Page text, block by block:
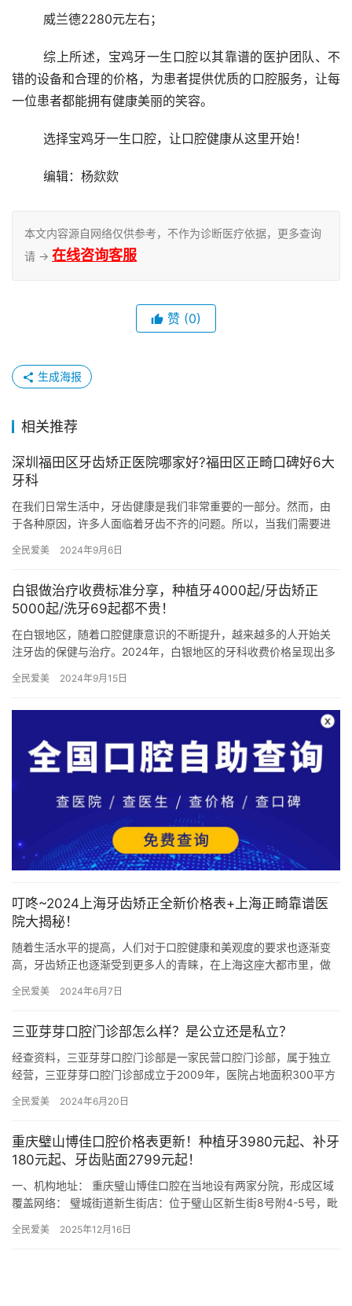
	威兰德2280元左右；
	综上所述，宝鸡牙一生口腔以其靠谱的医护团队、不
错的设备和合理的价格，为患者提供优质的口腔服务，让每
一位患者都能拥有健康美丽的笑容。
	选择宝鸡牙一生口腔，让口腔健康从这里开始！
	编辑：杨欻欻
本文内容源自网络仅供参考，不作为诊断医疗依据，更多查询
请 → 在线咨询客服
赞 (0)
生成海报
相关推荐
深圳福田区牙齿矫正医院哪家好?福田区正畸口碑好6大
牙科
在我们日常生活中，牙齿健康是我们非常重要的一部分。然而，由
于各种原因，许多人面临着牙齿不齐的问题。所以，当我们需要进
圳市…
全民爱美 2024年9月6日
白银做治疗收费标准分享，种植牙4000起/牙齿矫正
5000起/洗牙69起都不贵！
在白银地区，随着口腔健康意识的不断提升，越来越多的人开始关
注牙齿的保健与治疗。2024年，白银地区的牙科收费价格呈现出多
绍…
全民爱美 2024年9月15日
叮咚~2024上海牙齿矫正全新价格表+上海正畸靠谱医
院大揭秘！
随着生活水平的提高，人们对于口腔健康和美观度的要求也逐渐变
高，牙齿矫正也逐渐受到更多人的青睐，在上海这座大都市里，做
问，今天…
全民爱美 2024年6月7日
三亚芽芽口腔门诊部怎么样？是公立还是私立？
经查资料，三亚芽芽口腔门诊部是一家民营口腔门诊部，属于独立
经营，三亚芽芽口腔门诊部成立于2009年，医院占地面积300平方
全民爱美 2024年6月20日
重庆璧山博佳口腔价格表更新！种植牙3980元起、补牙
180元起、牙齿贴面2799元起！
一、机构地址： 重庆璧山博佳口腔在当地设有两家分院，形成区域
覆盖网络： 璧城街道新生街店：位于璧山区新生街8号附4-5号，毗
全民爱美 2025年12月16日